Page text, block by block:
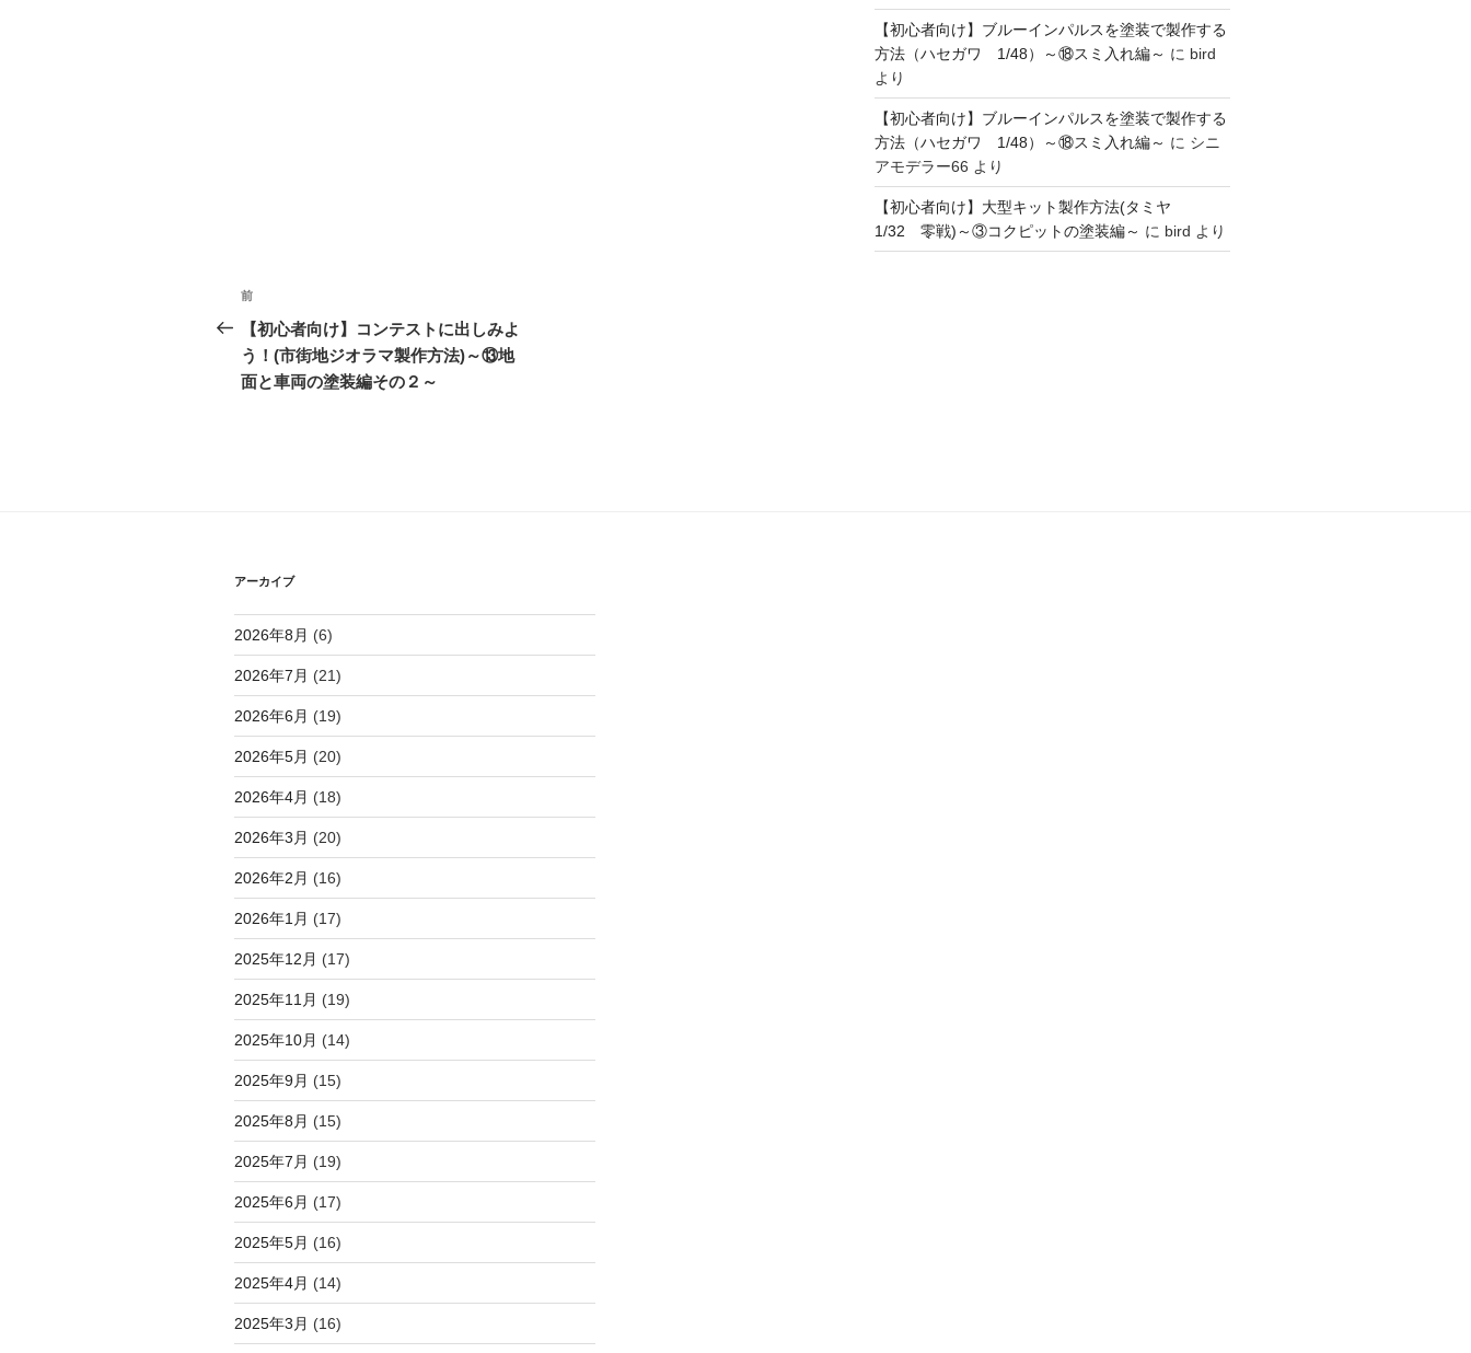
投
稿
ナ
前
の
投
稿
前
【初心者向け】コンテストに出しみよ
う！(市街地ジオラマ製作方法)～⑬地
面と車両の塗装編その２～
【初心者向け】ブルーインパルスを塗装で製作する
方法（ハセガワ 1/48）～⑱スミ入れ編～ に bird
より
【初心者向け】ブルーインパルスを塗装で製作する
方法（ハセガワ 1/48）～⑱スミ入れ編～ に シニ
アモデラー66 より
【初心者向け】大型キット製作方法(タミヤ
1/32 零戦)～③コクピットの塗装編～ に bird より
アーカイブ
2026年8月 (6)
2026年7月 (21)
2026年6月 (19)
2026年5月 (20)
2026年4月 (18)
2026年3月 (20)
2026年2月 (16)
2026年1月 (17)
2025年12月 (17)
2025年11月 (19)
2025年10月 (14)
2025年9月 (15)
2025年8月 (15)
2025年7月 (19)
2025年6月 (17)
2025年5月 (16)
2025年4月 (14)
2025年3月 (16)